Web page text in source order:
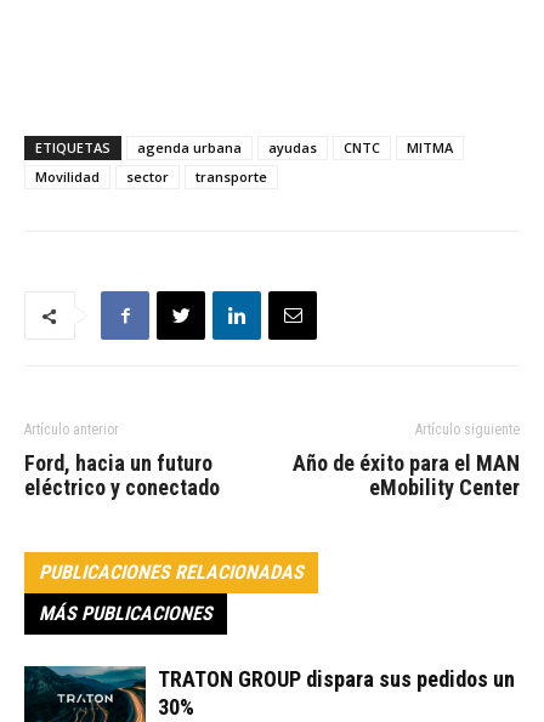
ETIQUETAS agenda urbana ayudas CNTC
MITMA
Movilidad
sector transporte
Artículo anterior
Ford, hacia un futuro
eléctrico y conectado
Artículo siguiente
Año de éxito para el MAN
eMobility Center
PUBLICACIONES RELACIONADAS
MÁS PUBLICACIONES
TRATON GROUP dispara sus pedidos un
30%